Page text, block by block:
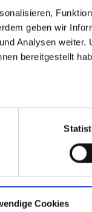
geben wir
Analysen
bereitgestellt
Cookies